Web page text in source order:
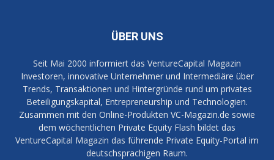
ÜBER UNS
Seit Mai 2000 informiert das VentureCapital Magazin
Investoren, innovative Unternehmer und Intermediäre über
Trends, Transaktionen und Hintergründe rund um privates
Beteiligungskapital, Entrepreneurship und Technologien.
Zusammen mit den Online-Produkten VC-Magazin.de sowie
dem wöchentlichen Private Equity Flash bildet das
VentureCapital Magazin das führende Private Equity-Portal im
deutschsprachigen Raum.